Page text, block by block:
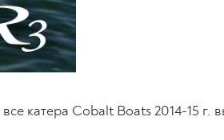
Cobalt Boats 2014-15 г.